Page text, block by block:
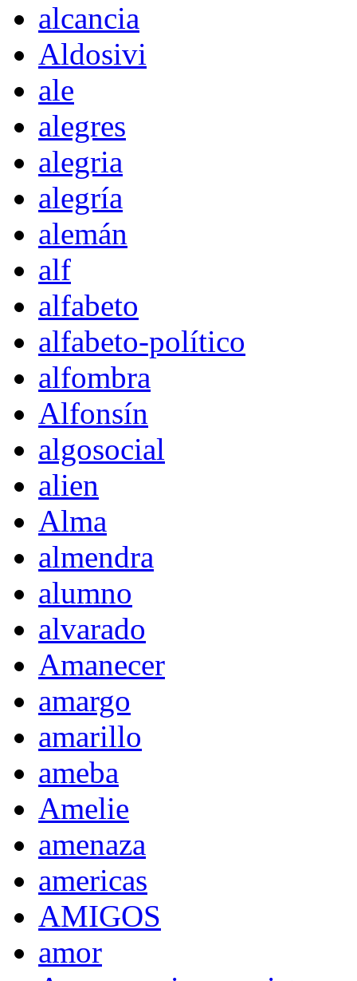
alcancia
Aldosivi
ale
alegres
alegria
alegría
alemán
alf
alfabeto
alfabeto-político
alfombra
Alfonsín
algosocial
alien
Alma
almendra
alumno
alvarado
Amanecer
amargo
amarillo
ameba
Amelie
amenaza
americas
AMIGOS
amor